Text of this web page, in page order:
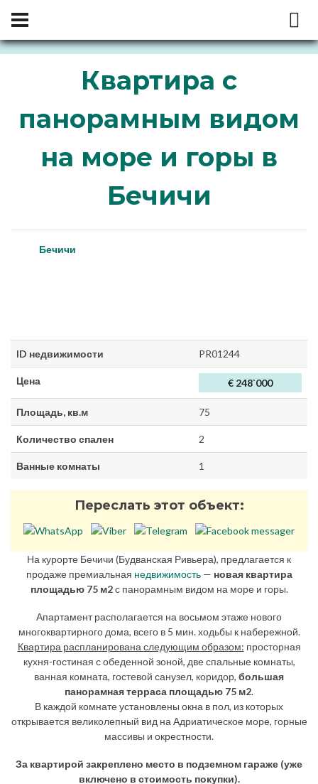
Квартира с
панорамным видом
на море и горы в
Бечичи
Бечичи
ID недвижимости PR01244
Цена € 248`000
Площадь, кв.м 75
Количество спален 2
Ванные комнаты 1
Переслать этот объект:
На курорте Бечичи (Будванская Ривьера), предлагается к
продаже премиальная недвижимость— новая квартира
площадью 75 м2с панорамным видом на море и горы.
Апартамент располагается на восьмом этаже нового
многоквартирного дома, всего в 5 мин. ходьбы к набережной.
Квартира распланирована следующим образом: просторная
кухня-гостиная с обеденной зоной, две спальные комнаты,
ванная комната, гостевой санузел, коридор, большая
панорамная терраса площадью 75 м2.
В каждой комнате установлены окна в пол, из которых
открывается великолепный вид на Адриатическое море, горные
массивы и окрестности.
За квартирой закреплено место в подземном гараже (уже
включено в стоимость покупки).